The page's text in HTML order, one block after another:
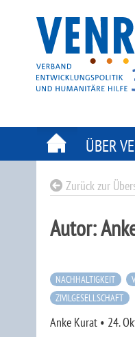
ÜBER
Zurück zur
Autor:
NACHHALTIGKEIT
ZIVILGESELLSCHAFT
Anke Kurat • 24.